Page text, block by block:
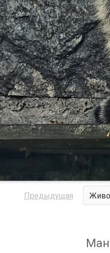
Предыдущая